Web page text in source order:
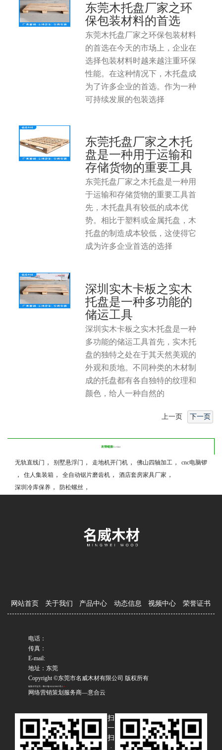
东莞木托盘厂家之环
保包装材料的首选
东莞木托盘厂家之环保包装材料
的首选在今天的市场上，企业在
选择包装材料时越来越注重环保
性能。在这种情况下，木托盘成
为了许多企业的首选。作为一种
可持续发展的包装选择
东莞托盘厂家之木托
盘是一种用于运输和
存储货物的重要工具
东莞托盘厂家之木托盘是一种用
于运输和存储货物的重要工具首
先，木托盘具有较低的成本优
势。相比于塑料或金属托盘，木
托盘的制造成本较低，这使得它
成为许多企业首选的选择
深圳实木卡板之实木
托盘是一种多功能的
储运工具
深圳实木卡板之实木托盘是一种
多功能的储运工具首先，实木托
盘的独特之处在于其天然美观的
外观和质地。不同种类的木材制
成的托盘都有各自独特的纹理和
颜色，给人一种自然的
上一页 下一页
友情链接/LINKS
无轨直线门 ， 别墅悬浮门 ， 走地机开门机 ， 佛山四轴加工 ， cnc电脑锣
， 住人集装箱 ， 全自动锯片磨齿机 ， 酒店套房家具厂家 ，
深圳冷库保养 ， 防松螺丝 ，
网站首页 关于我们 产品中心 动态信息 视频中心 荣誉证书
电话：
传真：
E-mail:
地址：东莞
Copyright ©东莞市名威木材有限公司 版权所有
备案/许可证号：粤ICP备2024239023号-1
网络营销策划服务商—意合云
扫
一
扫
·